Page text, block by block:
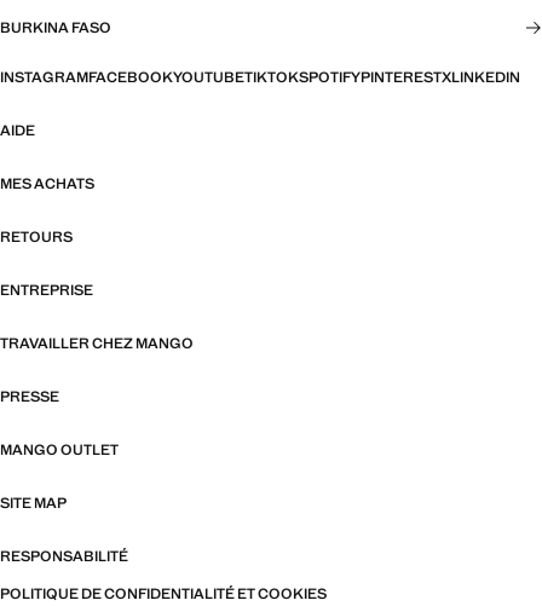
BURKINA FASO
INSTAGRAMFACEBOOKYOUTUBETIKTOKSPOTIFYPINTERESTXLINKEDIN
AIDE
MES ACHATS
RETOURS
ENTREPRISE
TRAVAILLER CHEZ MANGO
PRESSE
MANGO OUTLET
SITE MAP
RESPONSABILITÉ
POLITIQUE DE CONFIDENTIALITÉ ET COOKIES